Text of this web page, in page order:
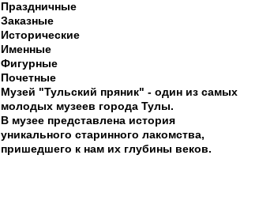
Праздничные
Заказные
Исторические
Именные
Фигурные
Почетные
Музей "Тульский пряник" - один из самых
молодых музеев города Тулы.
В музее представлена история
уникального старинного лакомства,
пришедшего к нам их глубины веков.